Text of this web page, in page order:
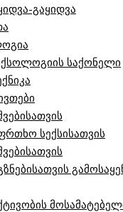
გაყიდვა
საქონელი
სექსისათვის